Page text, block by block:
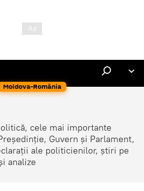
Moldova-România
cele mai importante
Guvern și Parlament,
ale politicienilor, știri pe
analize